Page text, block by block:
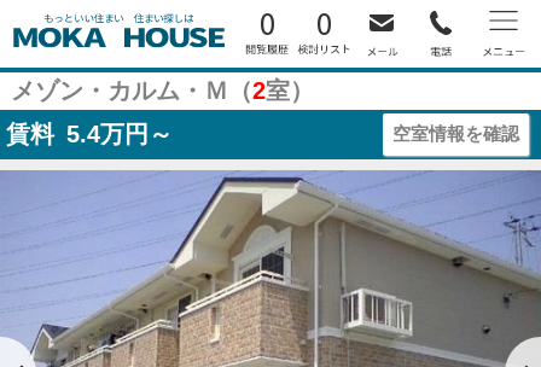
0 0
メゾン・カルム・Ｍ（2室）
賃料 5.4万円～ 空室情報を確認